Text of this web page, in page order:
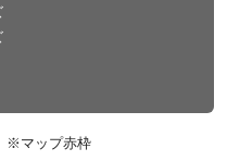
※マップ赤枠